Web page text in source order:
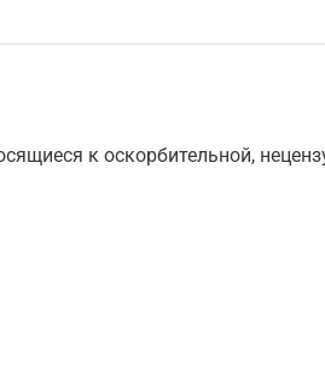
к оскорбительной,